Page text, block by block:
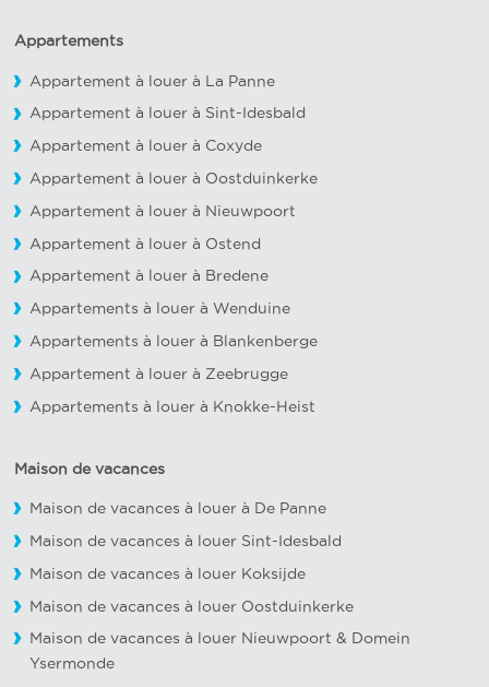
Appartements
Appartement à louer à La Panne
Appartement à louer à Sint-Idesbald
Appartement à louer à Coxyde
Appartement à louer à Oostduinkerke
Appartement à louer à Nieuwpoort
Appartement à louer à Ostend
Appartement à louer à Bredene
Appartements à louer à Wenduine
Appartements à louer à Blankenberge
Appartement à louer à Zeebrugge
Appartements à louer à Knokke-Heist
Maison de vacances
Maison de vacances à louer à De Panne
Maison de vacances à louer Sint-Idesbald
Maison de vacances à louer Koksijde
Maison de vacances à louer Oostduinkerke
Maison de vacances à louer Nieuwpoort & Domein
Ysermonde